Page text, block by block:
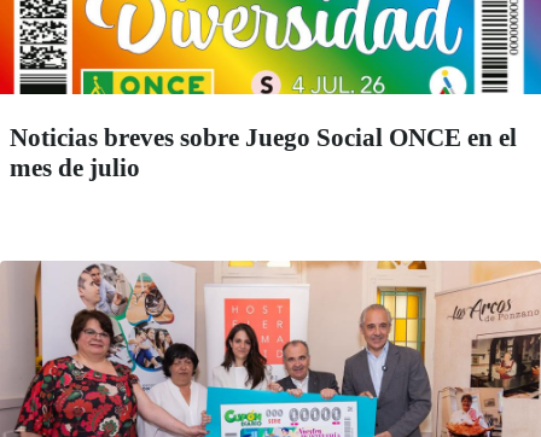
Noticias breves sobre Juego Social ONCE en el
mes de julio